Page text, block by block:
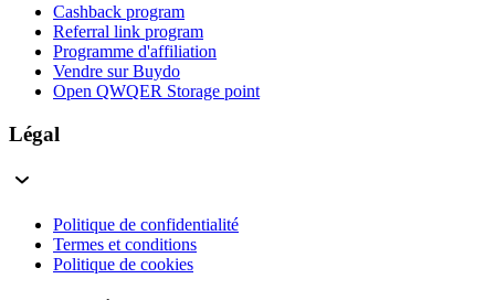
Cashback program
Referral link program
Programme d'affiliation
Vendre sur Buydo
Open QWQER Storage point
Légal
Politique de confidentialité
Termes et conditions
Politique de cookies